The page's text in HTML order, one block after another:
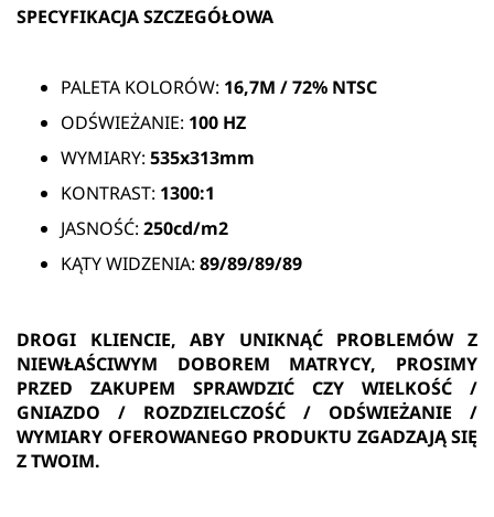
SPECYFIKACJA SZCZEGÓŁOWA
PALETA KOLORÓW: 16,7M /72% NTSC
ODŚWIEŻANIE: 100 HZ
WYMIARY: 535x313mm
KONTRAST: 1300:1
JASNOŚĆ: 250cd/m2
KĄTY WIDZENIA: 89/89/89/89
DROGI KLIENCIE, ABY UNIKNĄĆ PROBLEMÓW Z
NIEWŁAŚCIWYM DOBOREM MATRYCY, PROSIMY
PRZED ZAKUPEM SPRAWDZIĆ CZY WIELKOŚĆ /
GNIAZDO / ROZDZIELCZOŚĆ / ODŚWIEŻANIE /
WYMIARY OFEROWANEGO PRODUKTU ZGADZAJĄ SIĘ
Z TWOIM.